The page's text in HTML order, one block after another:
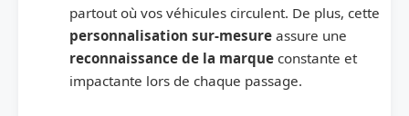
partout où vos véhicules circulent. De plus, cette
personnalisation sur-mesure assure une
reconnaissance de la marque constante et
impactante lors de chaque passage.